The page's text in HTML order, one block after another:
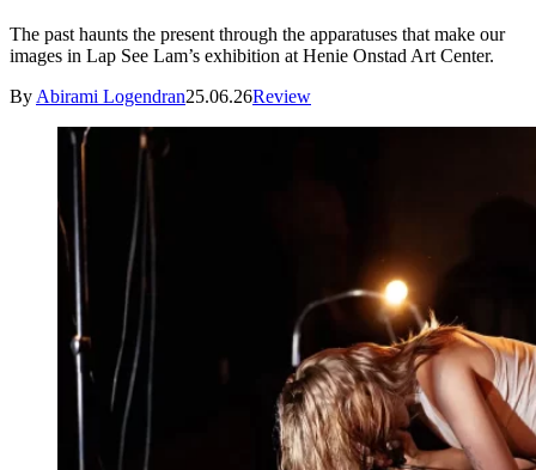
The past haunts the present through the apparatuses that make our
images in Lap See Lam’s exhibition at Henie Onstad Art Center.
By Abirami Logendran25.06.26Review